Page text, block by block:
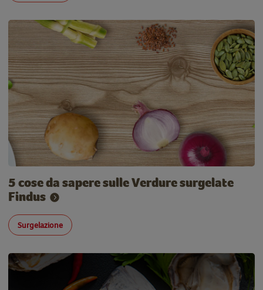
5 cose da sapere sulle Verdure surgelate
Findus
Surgelazione